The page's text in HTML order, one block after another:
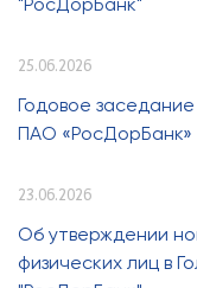
25.06.2026
Годовое
ПАО «РосДорБанк»
23.06.2026
Об утверждении
физических лиц в